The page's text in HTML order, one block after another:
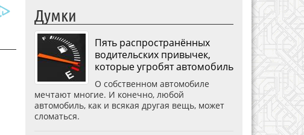
Думки
Пять распространённых
водительских привычек,
которые угробят автомобиль
О собственном автомобиле
мечтают многие. И конечно, любой
автомобиль, как и всякая другая вещь, может
сломаться.